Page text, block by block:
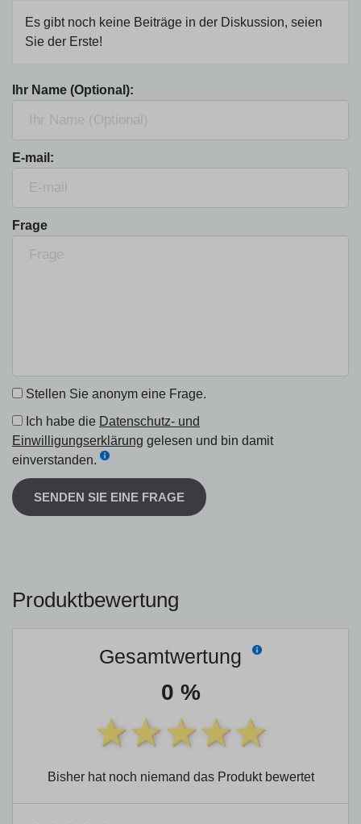
Es gibt noch keine Beiträge in der Diskussion, seien
Sie der Erste!
Ihr Name (Optional):
E-mail:
Frage
Stellen Sie anonym eine Frage.
Ich habe die Datenschutz- und
Einwilligungserklärung gelesen und bin damit
einverstanden.
SENDEN SIE EINE FRAGE
Produktbewertung
Gesamtwertung
0 %
Bisher hat noch niemand das Produkt bewertet